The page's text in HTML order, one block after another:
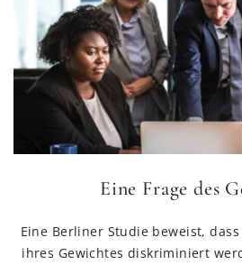
Eine Frage des
Eine Berliner Studie beweist,
ihres Gewichtes diskriminiert